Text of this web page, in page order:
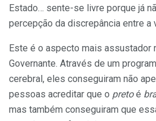
Estado… sente-se livre porque já
percepção da discrepância entre a
Este é o aspecto mais assustador
Governante. Através de um
cerebral, eles conseguiram não
pessoas acreditar que o pretoé
mas também conseguiram que